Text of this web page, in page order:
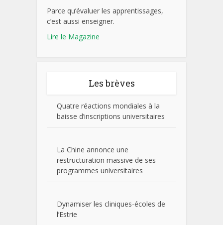
Parce qu’évaluer les apprentissages,
c’est aussi enseigner.
Lire le Magazine
Les brèves
Quatre réactions mondiales à la
baisse d’inscriptions universitaires
La Chine annonce une
restructuration massive de ses
programmes universitaires
Dynamiser les cliniques-écoles de
l’Estrie